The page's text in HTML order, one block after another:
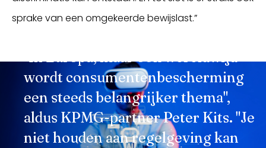
sprake van een omgekeerde bewijslast.”
wordt consumentenbescherming
een steeds belangrijker thema",
aldus KPMG-partner Peter Kits. "Je
niet houden aan regelgeving kan